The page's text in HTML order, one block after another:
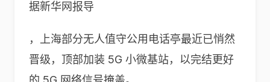
据新华网报导
，上海部分无人值守公用电话亭最近已悄然
晋级，顶部加装 5G 小微基站，以完结更好